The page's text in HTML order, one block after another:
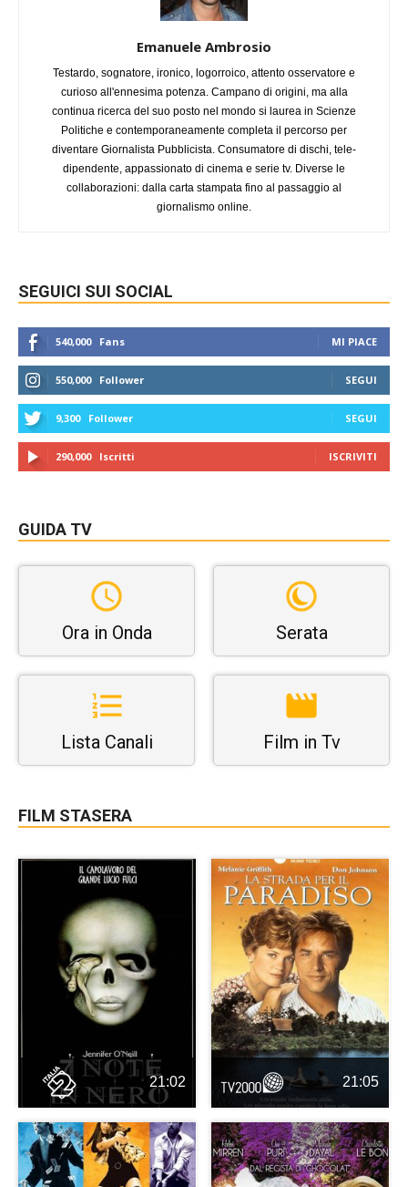
Emanuele Ambrosio
Testardo, sognatore, ironico, logorroico, attento osservatore e
curioso all'ennesima potenza. Campano di origini, ma alla
continua ricerca del suo posto nel mondo si laurea in Scienze
Politiche e contemporaneamente completa il percorso per
diventare Giornalista Pubblicista. Consumatore di dischi, tele-
dipendente, appassionato di cinema e serie tv. Diverse le
collaborazioni: dalla carta stampata fino al passaggio al
giornalismo online.
SEGUICI SUI SOCIAL
540,000 Fans MI PIACE
550,000 Follower SEGUI
9,300 Follower SEGUI
290,000 Iscritti ISCRIVITI
GUIDA TV
Ora in Onda Serata
Lista Canali Film in Tv
FILM STASERA
21:02 21:05